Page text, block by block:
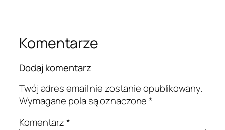
Komentarze
Dodaj komentarz
Twój adres email nie zostanie opublikowany.
Wymagane pola są oznaczone*
Komentarz*